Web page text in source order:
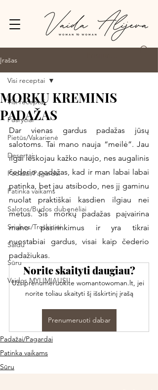
Įrašas
Visi receptai
Pusryčiai
Pietūs/Vakarienė
Desertai
Padažai/Pagardai
Patinka vaikams
Salotos/Budos dubenėliai
Sriubos/Troškiniai
Saldu
Sūru
Vaidos MYLIMIAUSI!
Visi receptai
MORKŲ KREMINIS
PADAŽAS
Dar vienas gardus padažas jūsų
salotoms. Tai mano nauja “meilė”. Jau
ilgai ieškojau kažko naujo, nes augalinis
čederio padažas, kad ir man labai labai
patinka, bet jau atsibodo, nes jį gaminu
nuolat praktiškai kasdien ilgiau nei
metus. Šis morkų padažas paįvairina
mano pasirinkimus ir yra tikrai
nuostabiai gardus, visai kaip čederio
padažiukas.
Norite skaityti daugiau?
Užsiprenumeruokite womantowoman.lt, jei
norite toliau skaityti šį išskirtinį įrašą
Prenumeruoti dabar
Padažai/Pagardai
Patinka vaikams
Sūru